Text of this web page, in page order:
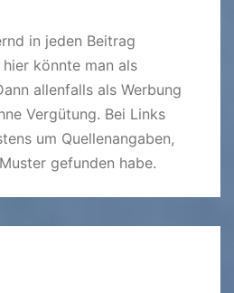
in jeden Beitrag
könnte man als
allenfalls als Werbung
Vergütung. Bei Links
um Quellenangaben,
gefunden habe.